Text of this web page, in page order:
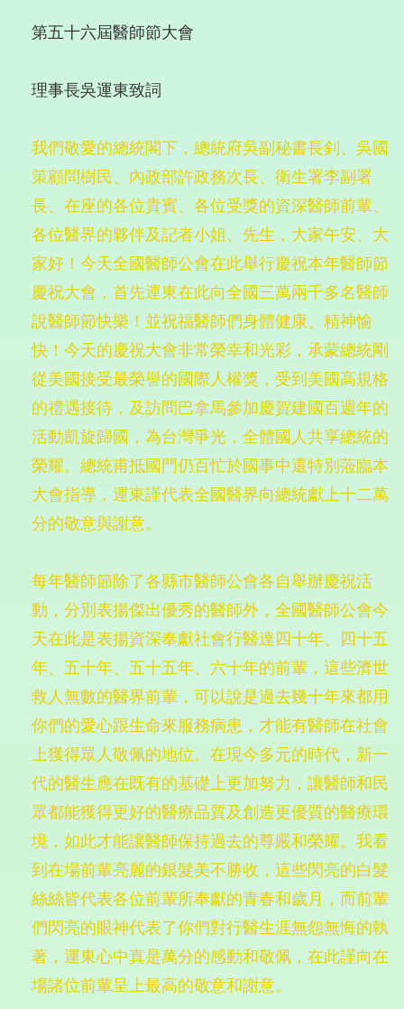
第五十六屆醫師節大會
理事長吳運東致詞
我們敬愛的總統閣下，總統府吳副秘書長釗、吳國
策顧問樹民、內政部許政務次長、衛生署李副署
長、在座的各位貴賓、各位受獎的資深醫師前輩、
各位醫界的夥伴及記者小姐、先生，大家午安、大
家好！今天全國醫師公會在此舉行慶祝本年醫師節
慶祝大會，首先運東在此向全國三萬兩千多名醫師
說醫師節快樂！並祝福醫師們身體健康、精神愉
快！今天的慶祝大會非常榮幸和光彩，承蒙總統剛
從美國接受最榮譽的國際人權獎，受到美國高規格
的禮遇接待，及訪問巴拿馬參加慶賀建國百週年的
活動凱旋歸國，為台灣爭光，全體國人共享總統的
榮耀。總統甫抵國門仍百忙於國事中還特別蒞臨本
大會指導，運東謹代表全國醫界向總統獻上十二萬
分的敬意與謝意。
每年醫師節除了各縣市醫師公會各自舉辦慶祝活
動，分別表揚傑出優秀的醫師外，全國醫師公會今
天在此是表揚資深奉獻社會行醫達四十年、四十五
年、五十年、五十五年、六十年的前輩，這些濟世
救人無數的醫界前輩，可以說是過去幾十年來都用
你們的愛心跟生命來服務病患，才能有醫師在社會
上獲得眾人敬佩的地位。在現今多元的時代，新一
代的醫生應在既有的基礎上更加努力，讓醫師和民
眾都能獲得更好的醫療品質及創造更優質的醫療環
境，如此才能讓醫師保持過去的尊嚴和榮耀。我看
到在場前輩亮麗的銀髮美不勝收，這些閃亮的白髮
絲絲皆代表各位前輩所奉獻的青春和歲月，而前輩
們閃亮的眼神代表了你們對行醫生涯無怨無悔的執
著，運東心中真是萬分的感動和敬佩，在此謹向在
場諸位前輩呈上最高的敬意和謝意。